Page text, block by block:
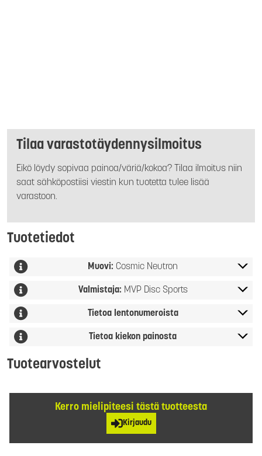
Tilaa varastotäydennysilmoitus
Eikö löydy sopivaa painoa/väriä/kokoa? Tilaa ilmoitus niin
saat sähköpostiisi viestin kun tuotetta tulee lisää
varastoon.
Tuotetiedot
Muovi: Cosmic Neutron
Valmistaja: MVP Disc Sports
Tietoa lentonumeroista
Tietoa kiekon painosta
Tuotearvostelut
Kerro mielipiteesi tästä tuotteesta
Kirjaudu